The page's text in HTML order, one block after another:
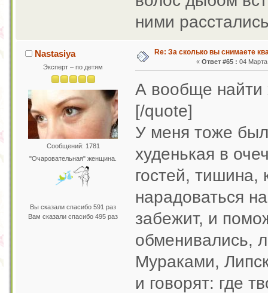
ними
Nastasiya
Эксперт – по детям
Сообщений: 1781
"Очаровательная" женщина.
Вы сказали спасибо 591 раз
Вам сказали спасибо 495 раз
Re: За сколько вы снимаете
«Ответ #65 : 04
А вообще
[/quote]
У меня тоже
худенькая в
гостей, тишина,
нарадоваться
забежит, и
обменивались,
Мураками,
и говорят: где